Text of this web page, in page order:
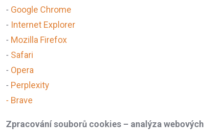
- Google Chrome
- Internet Explorer
- Mozilla Firefox
- Safari
- Opera
- Perplexity
- Brave
Zpracování souborů cookies – analýza webových